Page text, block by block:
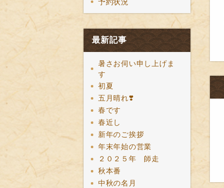
予約状況
最新記事
暑さお伺い申し上げま
す
初夏
五月晴れ❣️
春です
春近し
新年のご挨拶
年末年始の営業
２０２５年 師走
秋本番
中秋の名月